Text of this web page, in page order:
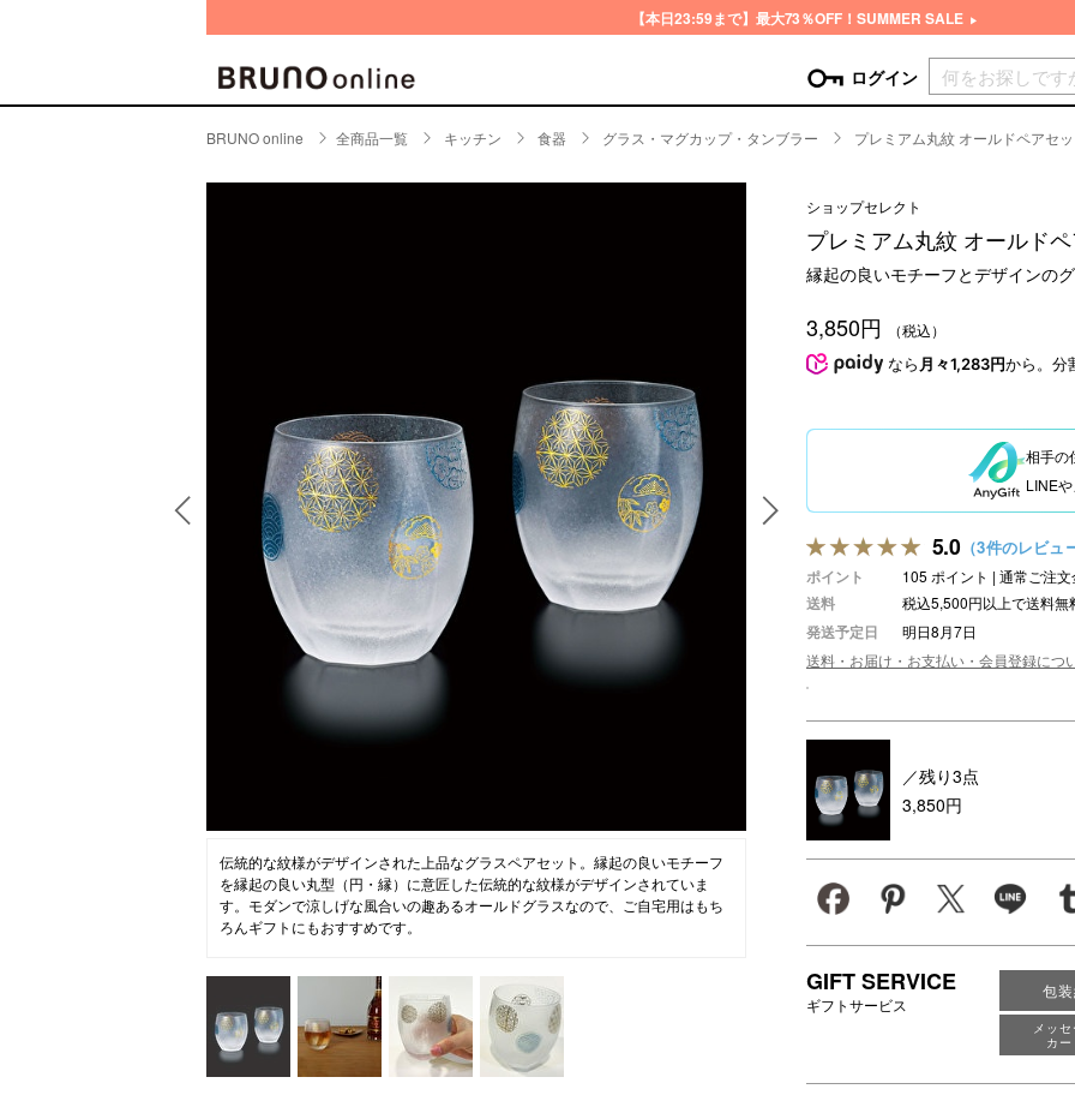
【本日23:59まで】最大73％OFF！SUMMER SALE
ログイン
ログイン
新規会員登録
現在
CONTENTS
特集一覧
ランキング
コラム
ニュース
インテリア
家具・収納
ファブリック
ピクニックアイテム
ランチボックス・弁当箱
ランチバッグ・クーラートート
水筒
その他ピクニックアイテム
スキンケア・フェイスケア
ボディケア
アロマ
ファッション・トラベル
トラベル小物
ベビー・キッズアイテム
おもちゃ・トイ
その他ベビー・キッズアイテム
BRUNO online 全商品一覧 キッチン 食器 グラス・マグカップ・タンブラー プレミアム丸紋 オールドペアセ
伝統的な紋様がデザインされた上品なグラスペアセット。縁起の良いモチーフ
を縁起の良い丸型（円・縁）に意匠した伝統的な紋様がデザインされていま
す。モダンで涼しげな風合いの趣あるオールドグラスなので、ご自宅用はもち
ろんギフトにもおすすめです。
ショップセレクト
プレミアム丸紋 オールド
縁起の良いモチーフとデザインの
3,850円 （税込）
なら 月々1,283円から。分
相手の
LINE
5.0 （3件のレビュ
ポイント 105 ポイント | 通常ご注
送料 税込5,500円以上で送料
発送予定日
明日8月7日
送料・お届け・お支払い・会員登録につ
／残り3点
3,850円
GIFT SERVICE
ギフトサービス
包
メッ
カ